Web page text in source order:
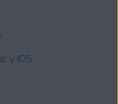
y iOS